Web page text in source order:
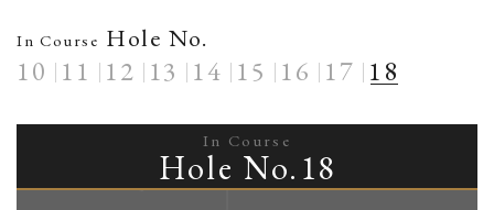
In Course Hole No.
10 11 12 13 14 15 16 17 18
In Course
Hole No.18